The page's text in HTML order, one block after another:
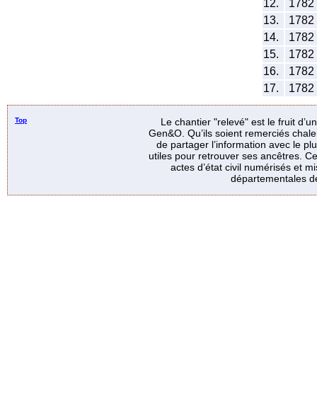
12.
1782
13.
1782
14.
1782
15.
1782
16.
1782
17.
1782
Top
Le chantier "relevé" est le fruit
Gen&O. Qu’ils soient remerciés
de partager l’information avec le
utiles pour retrouver ses ancêtres.
actes d’état civil numérisés et
départementales